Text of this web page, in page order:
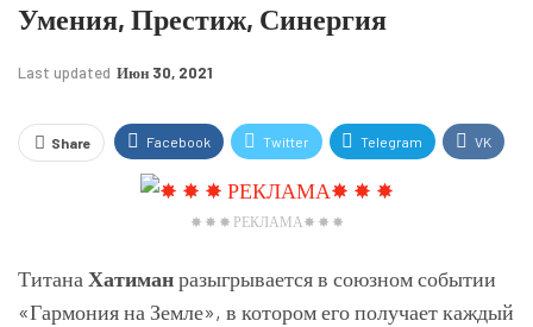
Умения, Престиж, Синергия
Last updated Июн 30, 2021
Share Facebook Twitter Telegram VK
OK.ru
✸ ✸ ✸ РЕКЛАМА✸ ✸ ✸
ТитанаХатиманразыгрывается в союзном событии
«Гармония на Земле», в котором его получает каждый